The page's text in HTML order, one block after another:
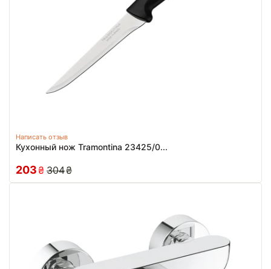
Написать отзыв
Кухонный нож Tramontina 23425/0...
203₴ 304₴